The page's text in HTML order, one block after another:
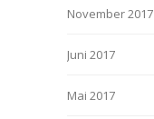
November 2017
Juni 2017
Mai 2017